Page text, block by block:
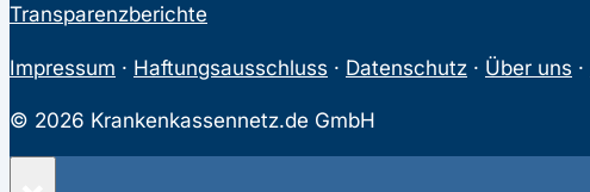
Transparenzberichte
Impressum · Haftungsausschluss · Datenschutz · Über uns ·
© 2026 Krankenkassennetz.de GmbH